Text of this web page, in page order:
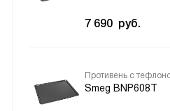
7 690 руб.
Противень с
Smeg BNP608T